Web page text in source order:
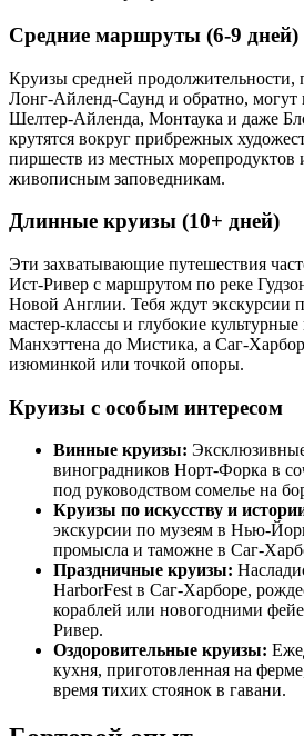
Средние маршруты (6-9 дней)
Круизы средней продолжительности,
Лонг-Айленд-Саунд и обратно, могут
Шелтер-Айленда, Монтаука и даже
крутятся вокруг прибрежных
пиршеств из местных морепродуктов
живописным заповедникам.
Длинные круизы (10+ дней)
Эти захватывающие путешествия
Ист-Ривер с маршрутом по реке
Новой Англии. Тебя ждут экскурсии
мастер-классы и глубокие культурные
Манхэттена до Мистика, а Саг-
изюминкой или точкой опоры.
Круизы с особым интересом
Винные круизы:
виноградников Норт-Форка в
под руководством сомелье на
Круизы по искусству и
экскурсии по музеям в Нью-
промысла и таможне в Саг-
Праздничные круизы:
HarborFest в Саг-Харборе,
кораблей или новогодними
Ривер.
Оздоровительные круизы:
кухня, приготовленная на
время тихих стоянок в гавани.